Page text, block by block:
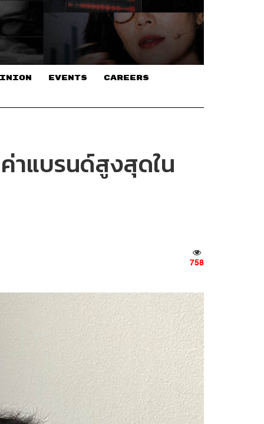
EVENTS CAREERS
าแบรนด์สูงสุดใน
758